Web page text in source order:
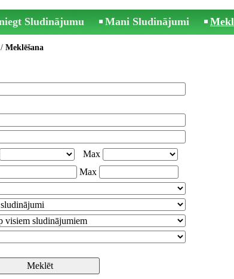
Sludinājumu Mani Sludinājumi
/ Meklēšana
Max
Max